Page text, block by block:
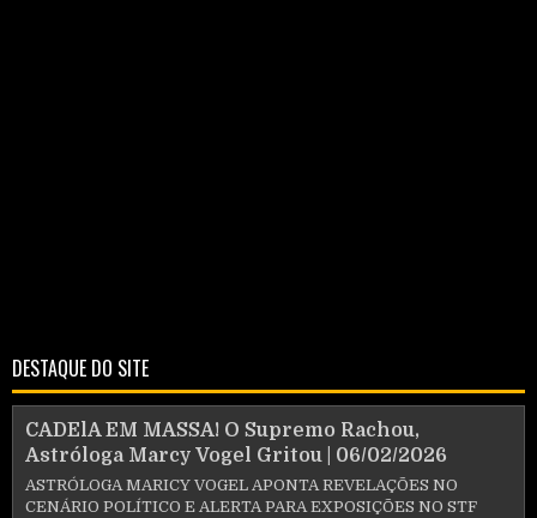
DESTAQUE DO SITE
CADElA EM MASSA! O Supremo Rachou,
Astróloga Marcy Vogel Gritou | 06/02/2026
ASTRÓLOGA MARICY VOGEL APONTA REVELAÇÕES NO
CENÁRIO POLÍTICO E ALERTA PARA EXPOSIÇÕES NO STF